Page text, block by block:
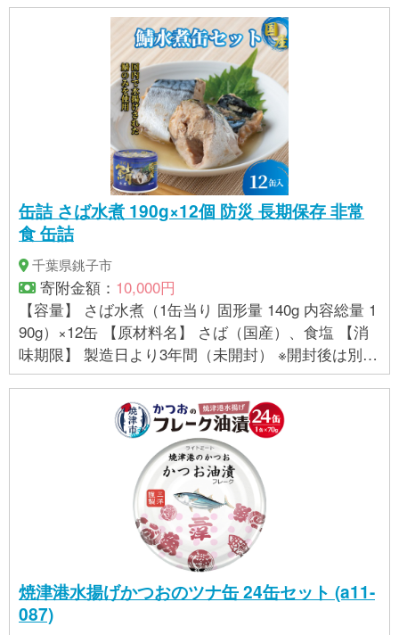
限】 製造から1年間 解凍後は【開封前7日、開封後3
日以内】を推奨しております。 【保存方法】 冷凍
缶詰 さば水煮 190g×12個 防災 長期保存 非常
食 缶詰
千葉県銚子市
寄附金額： 10,000円
【容量】 さば水煮（1缶当り 固形量 140g 内容総量 1
90g）×12缶 【原材料名】 さば（国産）、食塩 【消
味期限】 製造日より3年間（未開封） ※開封後は別容
器に移し、冷蔵庫で保存し、早めにお召しあがりく
（1缶 190g当たり）】 エネルギー 433kcal たんぱく
質 29.3g 脂質 33.1 g 炭水化物 4.6g 食塩相当量 1.9g E
PA 1349 mg DHA 1729 mg サンプル品分析による推
製造、加工その他の工程の全ての部分を行うことに
より相応の付加価値が生じているものである。（告
示第５条第３号に該当）
焼津港水揚げかつおのツナ缶 24缶セット (a11-
087)